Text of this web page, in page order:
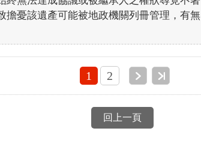
擔憂該遺產可能被地政機關列冊管理，有無
1 2
回上一頁